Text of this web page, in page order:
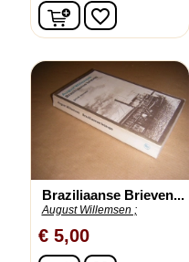
In winkelwagen
favorite_border
Braziliaanse Brieven...
August Willemsen ;
€ 5,00